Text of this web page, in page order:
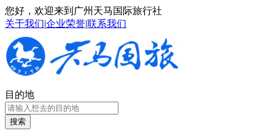
您好，欢迎来到广州天马国际旅行社
关于我们|企业荣誉|联系我们
目的地
搜索